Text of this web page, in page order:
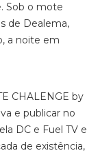
Sob o mote
de Dealema,
a noite em
CHALENGE by
e publicar no
DC e Fuel TV e
de existência,